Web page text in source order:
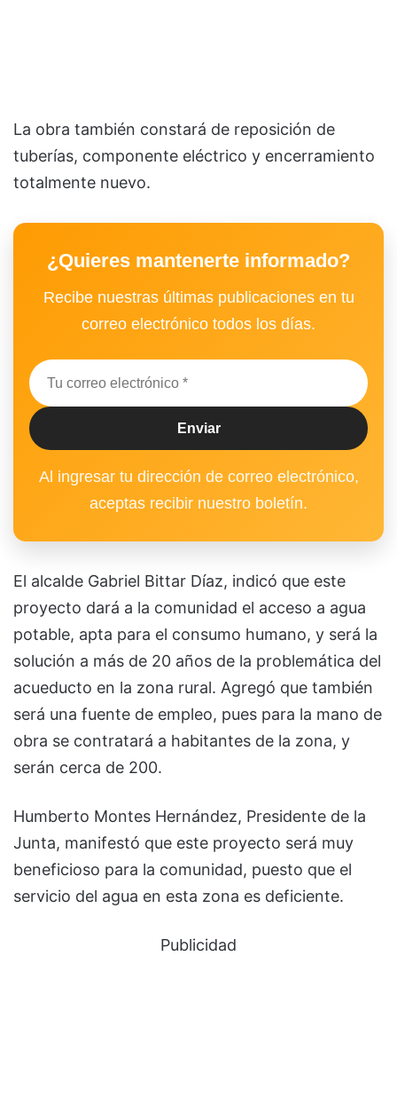
La obra también constará de reposición de
tuberías, componente eléctrico y encerramiento
totalmente nuevo.
¿Quieres mantenerte informado?
Recibe nuestras últimas publicaciones en tu
correo electrónico todos los días.
Al ingresar tu dirección de correo electrónico,
aceptas recibir nuestro boletín.
El alcalde Gabriel Bittar Díaz, indicó que este
proyecto dará a la comunidad el acceso a agua
potable, apta para el consumo humano, y será la
solución a más de 20 años de la problemática del
acueducto en la zona rural. Agregó que también
será una fuente de empleo, pues para la mano de
obra se contratará a habitantes de la zona, y
serán cerca de 200.
Humberto Montes Hernández, Presidente de la
Junta, manifestó que este proyecto será muy
beneficioso para la comunidad, puesto que el
servicio del agua en esta zona es deficiente.
Publicidad